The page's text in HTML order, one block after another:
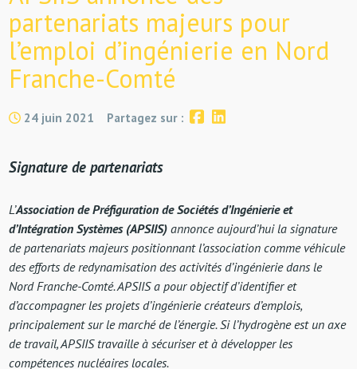
partenariats majeurs pour
l’emploi d’ingénierie en Nord
Franche-Comté
24 juin 2021 Partagez sur :
Signature de partenariats
L’Association de Préfiguration de Sociétés d’Ingénierie et
d’Intégration Systèmes (APSIIS) annonce aujourd’hui la signature
de partenariats majeurs positionnant l’association comme véhicule
des efforts de redynamisation des activités d’ingénierie dans le
Nord Franche-Comté. APSIIS a pour objectif d’identifier et
d’accompagner les projets d’ingénierie créateurs d’emplois,
principalement sur le marché de l’énergie. Si l’hydrogène est un axe
de travail, APSIIS travaille à sécuriser et à développer les
compétences nucléaires locales.